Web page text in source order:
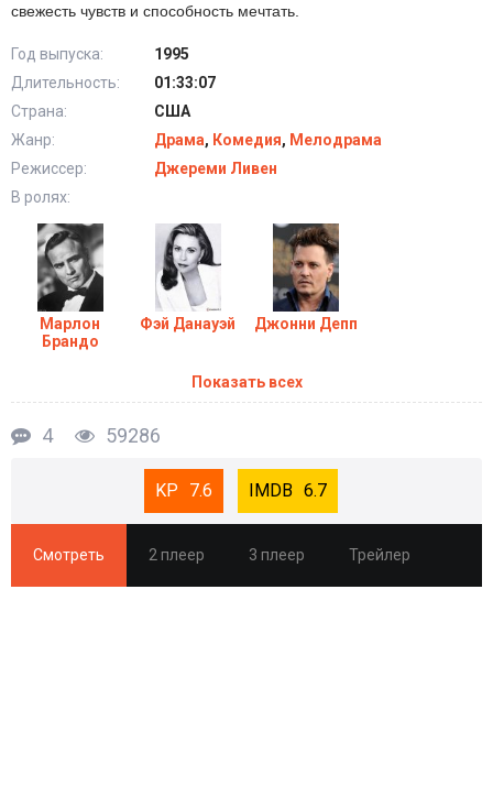
свежесть чувств и способность мечтать.
Год выпуска:
1995
Длительность:
01:33:07
Страна:
США
Жанр:
Драма, Комедия, Мелодрама
Режиссер:
Джереми Ливен
В ролях:
Марлон
Брандо
Фэй Данауэй Джонни Депп
Показать всех
4 59286
7.6 6.7
Смотреть 2 плеер 3 плеер Трейлер